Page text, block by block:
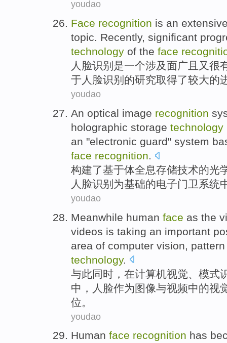
youdao
Face recognition is an
topic. Recently, significant
technology of the face
人脸识别 是一个涉及面广 且 又很
于人脸识别的研究取得了较大的
youdao
An optical image recognition
holographic storage technology
an "electronic guard" system
face recognition.
构建了基于体全息存储技术的光
人脸识别为基础的电子门卫系统
youdao
Meanwhile human face as the
videos is taking an important
area of computer vision
pattern
technology.
与此同时 ， 在计算机视觉 模式
中 ， 人脸作为图像与视频中的视
位 。
youdao
Human face recognition has